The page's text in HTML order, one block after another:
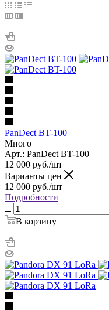
PanDect BT-100
Много
Арт.: PanDect BT-100
12 000 руб./шт
Варианты цен
12 000 руб./шт
Подробности
В корзину